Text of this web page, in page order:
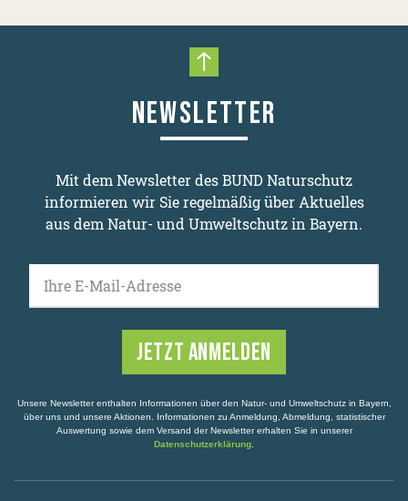
Nach oben scrollen
NEWSLETTER
Mit dem Newsletter des BUND Naturschutz
informieren wir Sie regelmäßig über Aktuelles
aus dem Natur- und Umweltschutz in Bayern.
Ihre E-Mail-Adresse
Unsere Newsletter enthalten Informationen über den Natur- und Umweltschutz in Bayern,
über uns und unsere Aktionen. Informationen zu Anmeldung, Abmeldung, statistischer
Auswertung sowie dem Versand der Newsletter erhalten Sie in unserer
Datenschutzerklärung